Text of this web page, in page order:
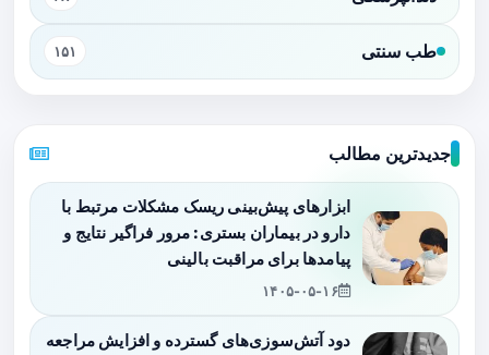
طب سنتی ۱۵۱
جدیدترین مطالب
ابزارهای پیش‌بینی ریسک مشکلات مرتبط با
دارو در بیماران بستری: مرور فراگیر نتایج و
پیامدها برای مراقبت بالینی
۱۴۰۵-۰۵-۱۶
دود آتش‌سوزی‌های گسترده و افزایش مراجعه